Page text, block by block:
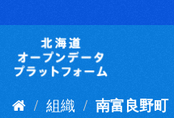
キ
組織 南富良野町